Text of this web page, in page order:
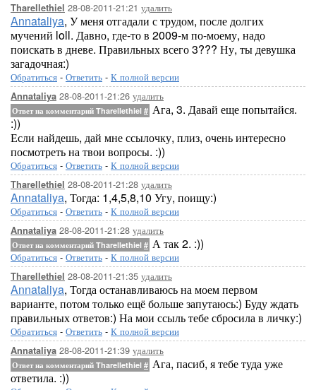
Tharellethiel 28-08-2011-21:21 удалить
Annataliya, У меня отгадали с трудом, после долгих
мучений loll. Давно, где-то в 2009-м по-моему, надо
поискать в дневе. Правильных всего 3??? Ну, ты девушка
загадочная:)
Обратиться - Ответить - К полной версии
Annataliya 28-08-2011-21:26 удалить
Ответ на комментарий Tharellethiel # Ага, 3. Давай еще попытайся.
:))
Если найдешь, дай мне ссылочку, плиз, очень интересно
посмотреть на твои вопросы. :))
Обратиться - Ответить - К полной версии
Tharellethiel 28-08-2011-21:28 удалить
Annataliya, Тогда: 1,4,5,8,10 Угу, поищу:)
Обратиться - Ответить - К полной версии
Annataliya 28-08-2011-21:28 удалить
Ответ на комментарий Tharellethiel # А так 2. :))
Обратиться - Ответить - К полной версии
Tharellethiel 28-08-2011-21:35 удалить
Annataliya, Тогда останавливаюсь на моем первом
варианте, потом только ещё больше запутаюсь:) Буду ждать
правильных ответов:) На мои ссыль тебе сбросила в личку:)
Обратиться - Ответить - К полной версии
Annataliya 28-08-2011-21:39 удалить
Ответ на комментарий Tharellethiel # Ага, пасиб, я тебе туда уже
ответила. :))